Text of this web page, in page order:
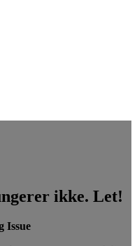
ikke. Let!
Issue